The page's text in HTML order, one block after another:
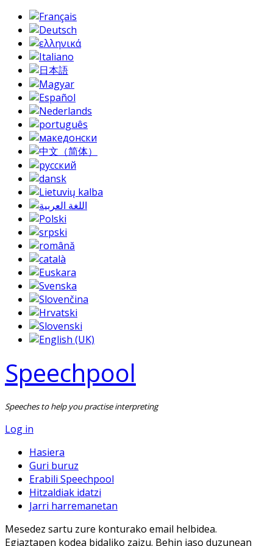
Speechpool
Speeches to help you practise interpreting
Log in
Hasiera
Guri buruz
Erabili Speechpool
Hitzaldiak idatzi
Jarri harremanetan
Mesedez sartu zure konturako email helbidea.
Egiaztapen kodea bidaliko zaizu. Behin jaso duzunean